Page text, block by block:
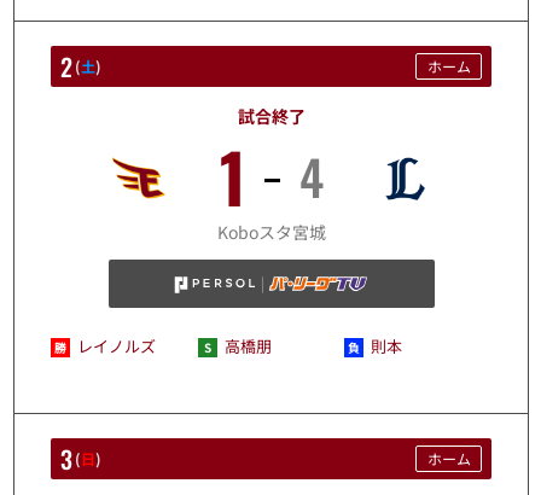
8/2
2(土) ホーム
試合終了
1 4
Koboスタ宮城
レイノルズ 高橋朋 則本
3(日) ホーム